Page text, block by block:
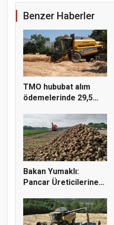
Benzer Haberler
TMO hububat alım
ödemelerinde 29,5
Bakan Yumaklı:
Pancar Üreticilerine